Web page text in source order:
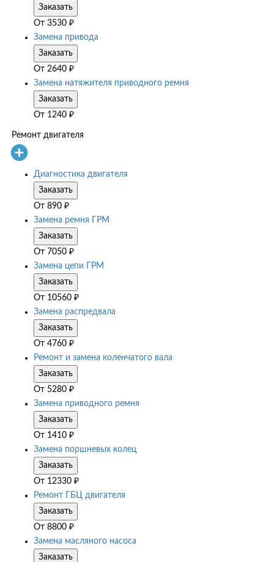
Заказать
От 3530 ₽
Замена привода
Заказать
От 2640 ₽
Замена натяжителя приводного ремня
Заказать
От 1240 ₽
Ремонт двигателя
Диагностика двигателя
Заказать
От 890 ₽
Замена ремня ГРМ
Заказать
От 7050 ₽
Замена цепи ГРМ
Заказать
От 10560 ₽
Замена распредвала
Заказать
От 4760 ₽
Ремонт и замена коленчатого вала
Заказать
От 5280 ₽
Замена приводного ремня
Заказать
От 1410 ₽
Замена поршневых колец
Заказать
От 12330 ₽
Ремонт ГБЦ двигателя
Заказать
От 8800 ₽
Замена масляного насоса
Заказать